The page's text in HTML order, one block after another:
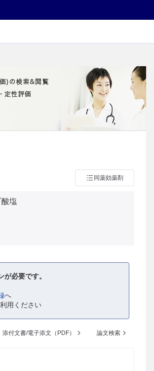
同薬効薬剤
塩
必要です。
へ
用ください
添付文書/電子添文（PDF） 論文検索